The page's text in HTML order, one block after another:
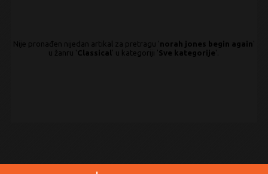
Nije pronađen nijedan artikal za pretragu 'norah jones begin again'
u žanru 'Classical ' u kategoriji 'Sve kategorije'.